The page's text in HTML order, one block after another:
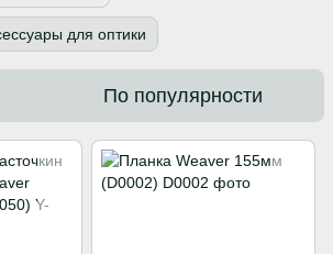
для оптики
По популярности